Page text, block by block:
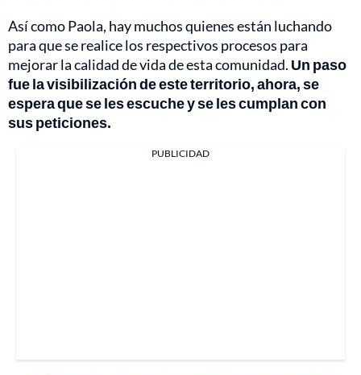
Así como Paola, hay muchos quienes están luchando
para que se realice los respectivos procesos para
mejorar la calidad de vida de esta comunidad. Un paso
fue la visibilización de este territorio, ahora, se
espera que se les escuche y se les cumplan con
sus peticiones.
PUBLICIDAD